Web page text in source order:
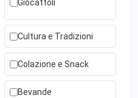
Giocattoli
Cultura e Tradizioni
Colazione e Snack
Bevande